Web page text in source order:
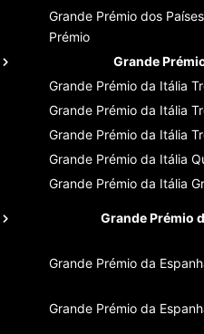
Grande Prémio dos
Prémio
Grande
Grande Prémio da Itália
Grande Prémio da Itália
Grande Prémio da Itália
Grande Prémio da Itália
Grande Prémio da Itália
Grande Prémio
Grande Prémio da
Grande Prémio da